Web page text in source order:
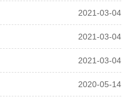
2021-03-04
2021-03-04
2021-03-04
2020-05-14